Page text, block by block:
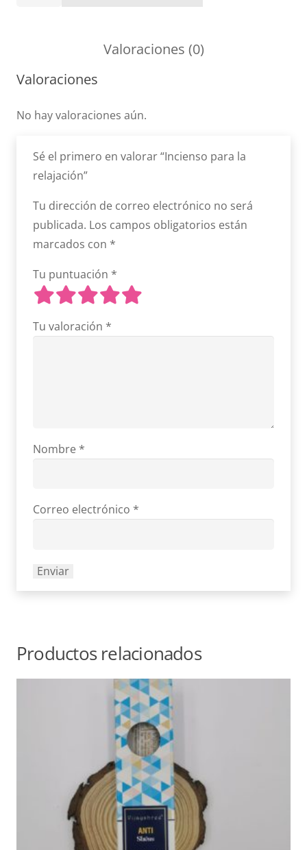
Valoraciones (0)
Valoraciones
No hay valoraciones aún.
Sé el primero en valorar “Incienso para la
relajación”
Tu dirección de correo electrónico no será
publicada. Los campos obligatorios están
marcados con *
Tu puntuación *
Tu valoración *
Nombre *
Correo electrónico *
Productos relacionados